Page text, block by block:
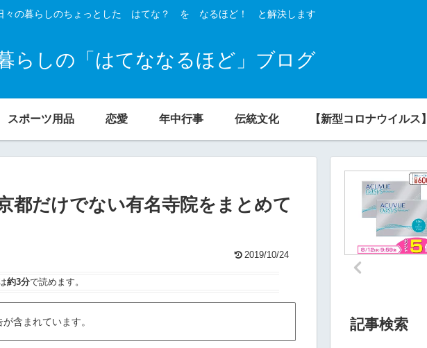
々の暮らしのちょっとした はてな？ を なるほど！ と解決します
らしの「はてななるほど」ブログ
スポーツ用品 恋愛 年中行事 伝統文化 【新型コロナウイルス】
都だけでない有名寺院をまとめて
2019/10/24
約3分で読めます。
含まれています。 記事検索